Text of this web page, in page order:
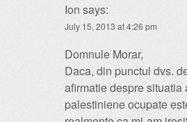
Ion says:
July 15, 2013 at 4:26 pm
Domnule Morar,
Daca, din punctul dvs.
afirmatie despre
palestiniene ocupate